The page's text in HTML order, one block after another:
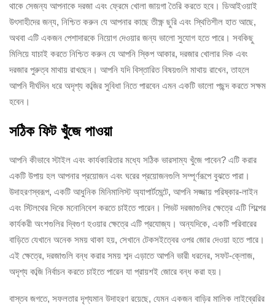
থাকে সেজন্য আপনাকে দরজা এবং ফ্রেমে খোলা জায়গা তৈরি করতে হবে। ডিআইওয়াই
উৎসাহীদের জন্য, নিশ্চিত করুন যে আপনার কাছে তীক্ষ্ণ ছুরি এবং স্থিতিশীল হাত আছে,
অথবা এটি একজন পেশাদারকে নিয়োগ দেওয়ার জন্য ভালো সুযোগ হতে পারে। সবকিছু
মিলিয়ে যাচাই করতে নিশ্চিত করুন যে আপনি স্কিপ আকার, দরজার খোলার দিক এবং
দরজার পুরুত্ব মাথায় রাখছেন। আপনি যদি বিস্তারিত বিষয়গুলি মাথায় রাখেন, তাহলে
আপনি দীর্ঘদিন ধরে অদৃশ্য কব্জির সুবিধা নিতে পারবেন এমন একটি ভালো পছন্দ করতে সক্ষম
হবেন।
সঠিক ফিট খুঁজে পাওয়া
আপনি কীভাবে স্টাইল এবং কার্যকারিতার মধ্যে সঠিক ভারসাম্য খুঁজে পাবেন? এটি করার
একটি উপায় হল আপনার প্রয়োজন এবং ঘরের প্রয়োজনগুলি সম্পূর্ণরূপে বুঝতে পারা।
উদাহরণস্বরূপ, একটি আধুনিক মিনিমালিস্ট অ্যাপার্টমেন্টে, আপনি সজ্জায় পরিষ্কার-লাইন
এবং স্টিলথের দিকে মনোনিবেশ করতে চাইতে পারেন। পিভট দরজাগুলির ক্ষেত্রে এটি শিল্পের
কার্যকরী অংশগুলির দ্বিগুণ হওয়ার ক্ষেত্রে এটি প্রযোজ্য। অন্যদিকে, একটি পরিবারের
বাড়িতে যেখানে অনেক সময় থাকা হয়, সেখানে টেকসইত্বের ওপর জোর দেওয়া হতে পারে।
এই ক্ষেত্রে, দরজাগুলি বন্ধ করার সময় শব্দ এড়াতে আপনি ভারী ধরনের, সফট-ক্লোজ,
অদৃশ্য কব্জি নির্বাচন করতে চাইতে পারেন যা প্রায়শই জোরে বন্ধ করা হয়।
বাস্তব জগতে, সফলতার দৃশ্যমান উদাহরণ রয়েছে, যেমন একজন বাড়ির মালিক লাইব্রেরির